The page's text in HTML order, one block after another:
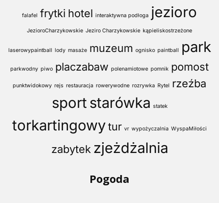
falafel frytki hotel interaktywna podłoga jezioro
JezioroCharzykowskie Jeziro Charzykowskie kąpieliskostrzeżone
laserowypaintball lody masaże muzeum ognisko paintball park
parkwodny piwo placzabaw polenamiotowe pomnik pomost
punktwidokowy rejs restauracja rowerywodne rozrywka Rytel rzeźba
sport starówka statek
torkartingowytur vr wypożyczalnia WyspaMiłości
zabytek zjeżdżalnia
Pogoda